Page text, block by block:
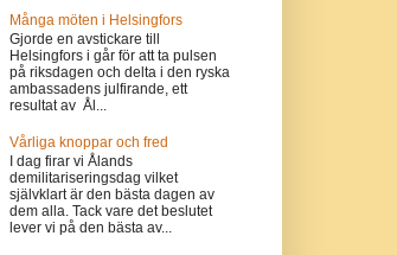
Många möten i Helsingfors
Gjorde en avstickare till
Helsingfors i går för att ta pulsen
på riksdagen och delta i den ryska
ambassadens julfirande, ett
resultat av Ål...
Vårliga knoppar och fred
I dag firar vi Ålands
demilitariseringsdag vilket
självklart är den bästa dagen av
dem alla. Tack vare det beslutet
lever vi på den bästa av...